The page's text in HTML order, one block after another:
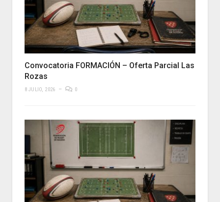
Convocatoria FORMACIÓN – Oferta Parcial Las
Rozas
8 JULIO, 2026 0